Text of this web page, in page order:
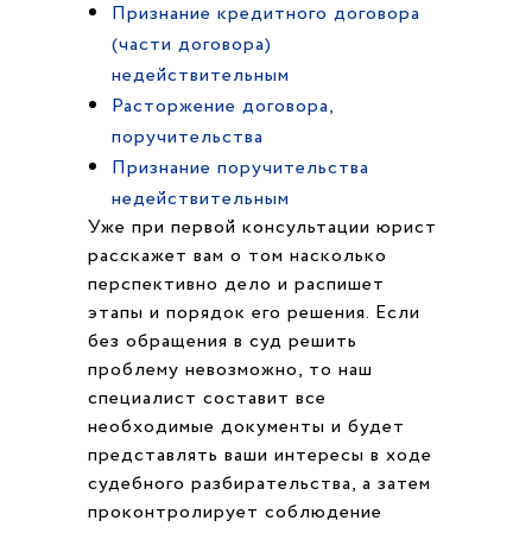
Признание кредитного договора
(части договора)
недействительным
Расторжение договора,
поручительства
Признание поручительства
недействительным
Уже при первой консультации юрист
расскажет вам о том насколько
перспективно дело и распишет
этапы и порядок его решения. Если
без обращения в суд решить
проблему невозможно, то наш
специалист составит все
необходимые документы и будет
представлять ваши интересы в ходе
судебного разбирательства, а затем
проконтролирует соблюдение